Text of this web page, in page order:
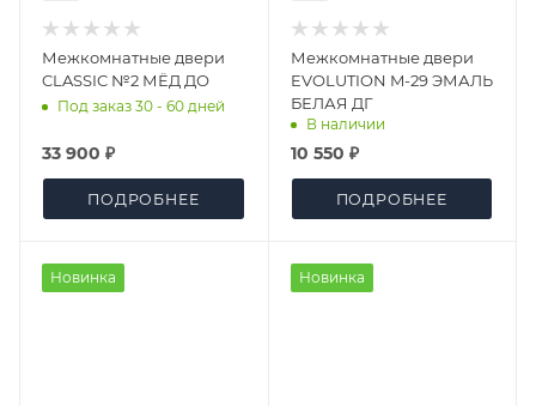
Межкомнатные двери
CLASSIC №2 МЁД ДО
Под заказ 30 - 60 дней
33 900 ₽
ПОДРОБНЕЕ
Межкомнатные двери
EVOLUTION M-29 ЭМАЛЬ
БЕЛАЯ ДГ
В наличии
10 550 ₽
ПОДРОБНЕЕ
Новинка Новинка